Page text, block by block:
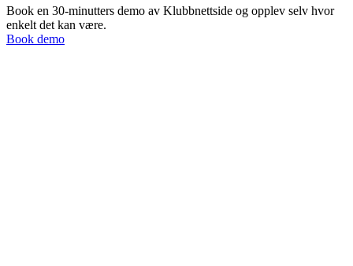
Book en 30-minutters demo av Klubbnettside og opplev selv hvor
enkelt det kan være.
Book demo